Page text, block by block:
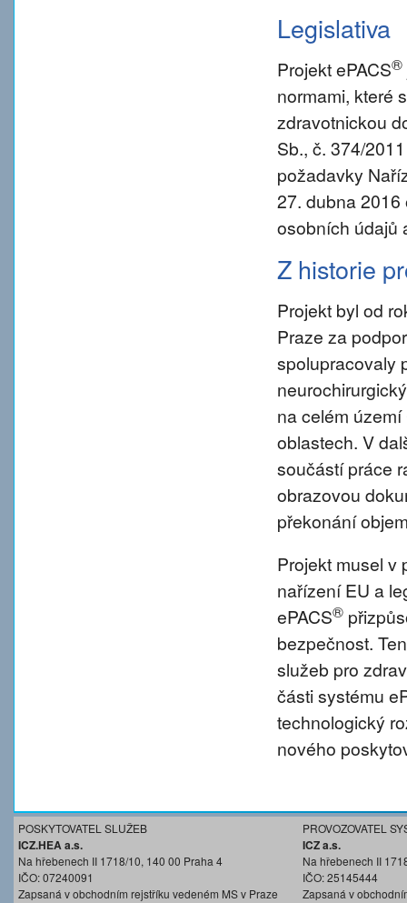
Legislativa
Projekt ePACS®
normami, které
zdravotnickou
Sb., č. 374/
požadavky
27. dubna
osobních údajů
Z historie
Projekt byl od
Praze za
spolupracovaly
na celém
oblastech. V
součástí práce
obrazovou
překonání
Projekt musel v
nařízení EU a
ePACS®
bezpečnost.
služeb pro
části systému
technologický
nového
POSKYTOVATEL SLUŽEB
ICZ.HEA a.s.
Na hřebenech II 1718/10, 140 00 Praha 4
IČO: 07240091
Zapsaná v obchodním rejstříku vedeném MS v Praze
PROVOZOVATEL
ICZ a.s.
Na hřebenech II
IČO: 25145444
Zapsaná v